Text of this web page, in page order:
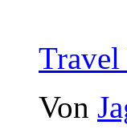
Travel
Von